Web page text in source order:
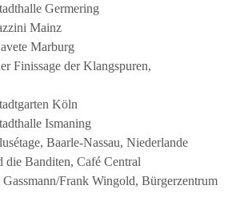
Germering
Mainz
Marburg
Finissage der Klangspuren,
Köln
Ismaning
Baarle-Nassau, Niederlande
die Banditen, Café Central
Frank Wingold, Bürgerzentrum